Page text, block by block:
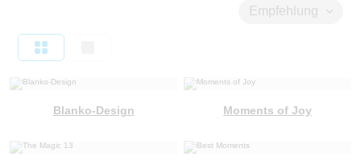
Empfehlung
Blanko-Design Moments of Joy